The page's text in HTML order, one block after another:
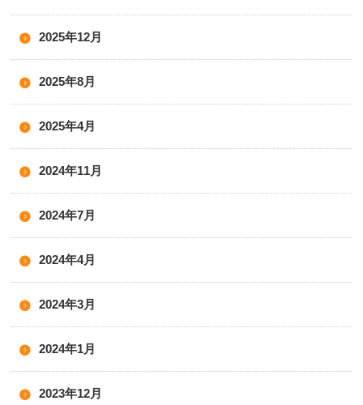
2025年12月
2025年8月
2025年4月
2024年11月
2024年7月
2024年4月
2024年3月
2024年1月
2023年12月